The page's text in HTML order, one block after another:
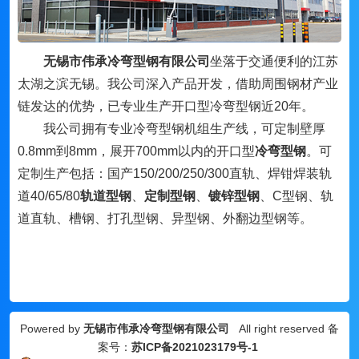
无锡市伟承冷弯型钢有限公司 坐落于交通便利的江苏
太湖之滨无锡。我公司深入产品开发，借助周围钢材产业
链发达的优势，已专业生产开口型冷弯型钢近20年。
我公司拥有专业冷弯型钢机组生产线，可定制壁厚
0.8mm到8mm，展开700mm以内的开口型冷弯型钢 。可
定制生产包括：国产150/200/250/300直轨、焊钳焊装轨
道40/65/80轨道型钢 定制型钢 镀锌型钢
C型钢、轨
道直轨、槽钢、打孔型钢、异型钢、外翻边型钢等。
Powered by 无锡市伟承冷弯型钢有限公司
All right reserved 备
案号： 苏ICP备2021023179号-1